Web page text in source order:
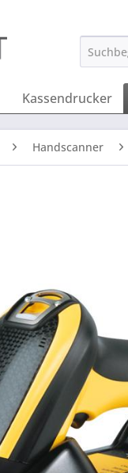
Kassendrucker
Handscanner